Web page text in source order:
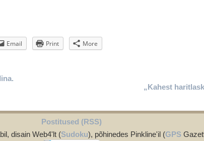
Email Print More
„Kahest
Postitused (RSS)
disain Web4'lt (Sudoku), põhinedes Pinkline'il (GPS